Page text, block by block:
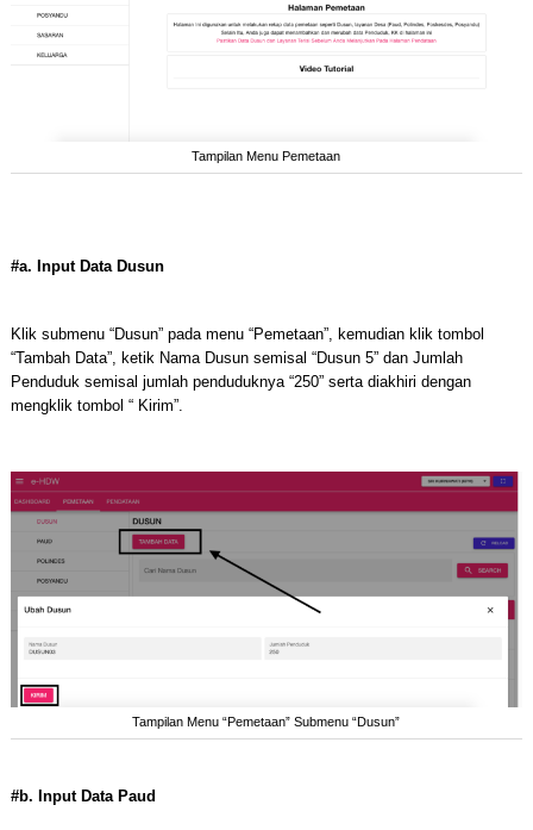
Tampilan Menu Pemetaan
#a. Input Data Dusun
Klik submenu “Dusun” pada menu “Pemetaan”, kemudian klik tombol
“Tambah Data”, ketik Nama Dusun semisal “Dusun 5” dan Jumlah
Penduduk semisal jumlah penduduknya “250” serta diakhiri dengan
mengklik tombol “ Kirim”.
Tampilan Menu “Pemetaan” Submenu “Dusun”
#b. Input Data Paud